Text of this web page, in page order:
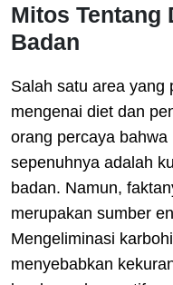
Mitos Tentang
Badan
Salah satu area yang
mengenai diet dan
orang percaya
sepenuhnya adalah
badan. Namun,
merupakan sumber
Mengeliminasi
menyebabkan